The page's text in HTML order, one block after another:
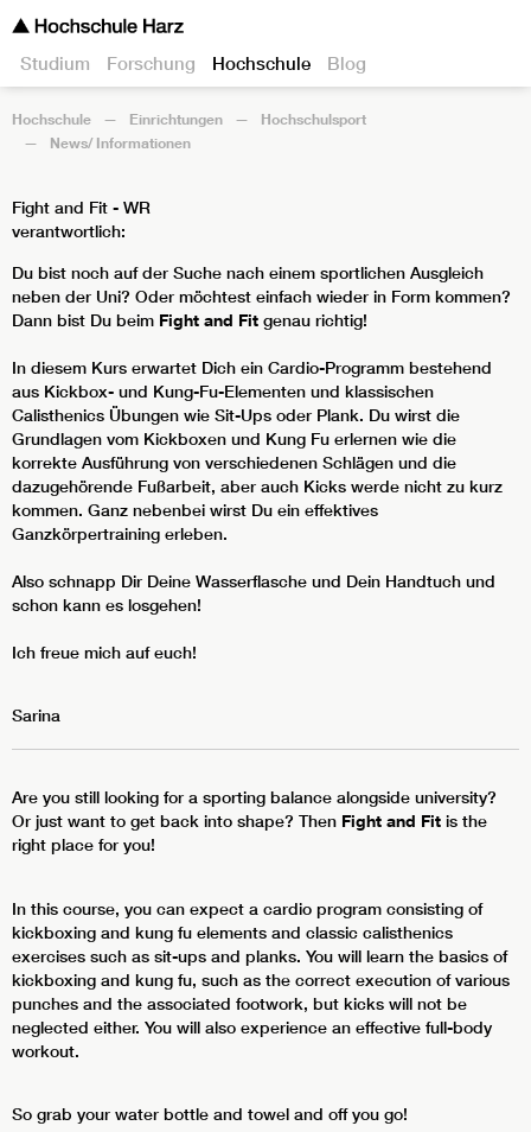
Studium Forschung Hochschule Blog
Hochschule Einrichtungen
Hochschulsport
News/ Informationen
Fight and Fit - WR
verantwortlich:
Du bist noch auf der Suche nach einem sportlichen Ausgleich
neben der Uni? Oder möchtest einfach wieder in Form kommen?
Dann bist Du beim Fight and Fit genau richtig!
In diesem Kurs erwartet Dich ein Cardio-Programm bestehend
aus Kickbox- und Kung-Fu-Elementen und klassischen
Calisthenics Übungen wie Sit-Ups oder Plank. Du wirst die
Grundlagen vom Kickboxen und Kung Fu erlernen wie die
korrekte Ausführung von verschiedenen Schlägen und die
dazugehörende Fußarbeit, aber auch Kicks werde nicht zu kurz
kommen. Ganz nebenbei wirst Du ein effektives
Ganzkörpertraining erleben.
Also schnapp Dir Deine Wasserflasche und Dein Handtuch und
schon kann es losgehen!
Ich freue mich auf euch!
Sarina
Are you still looking for a sporting balance alongside university?
Or just want to get back into shape? Then Fight and Fit is the
right place for you!
In this course, you can expect a cardio program consisting of
kickboxing and kung fu elements and classic calisthenics
exercises such as sit-ups and planks. You will learn the basics of
kickboxing and kung fu, such as the correct execution of various
punches and the associated footwork, but kicks will not be
neglected either. You will also experience an effective full-body
workout.
So grab your water bottle and towel and off you go!